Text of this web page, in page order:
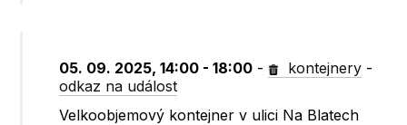
05. 09. 2025, 14:00 - 18:00 - kontejnery -
odkaz na událost
Velkoobjemový kontejner v ulici Na Blatech